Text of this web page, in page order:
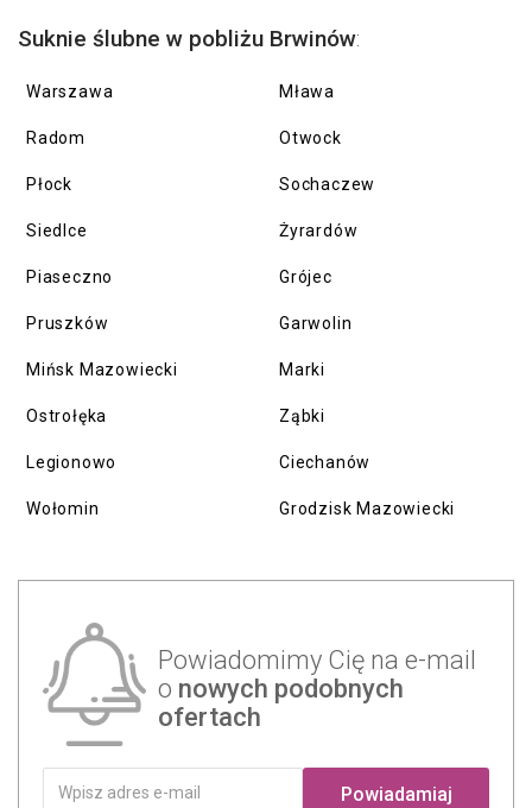
Suknie ślubne w pobliżu Brwinów:
Warszawa
Radom
Płock
Siedlce
Piaseczno
Pruszków
Mińsk Mazowiecki
Ostrołęka
Legionowo
Wołomin
Mława
Otwock
Sochaczew
Żyrardów
Grójec
Garwolin
Marki
Ząbki
Ciechanów
Grodzisk Mazowiecki
Powiadomimy Cię na e-mail
o nowych podobnych
ofertach
Powiadamiaj